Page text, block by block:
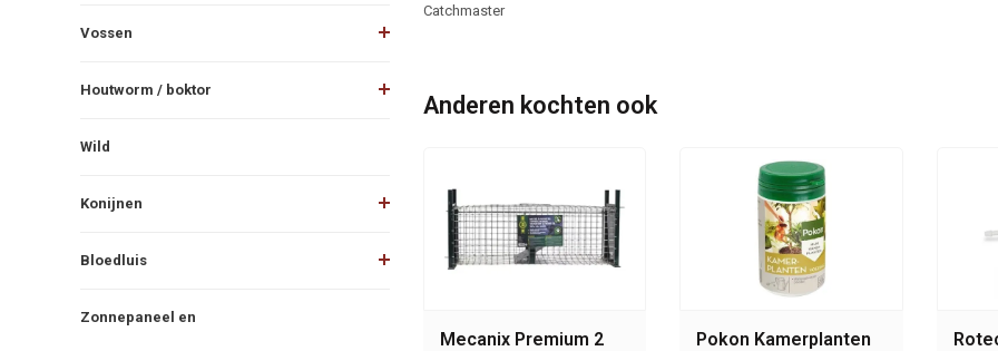
Vossen
Houtworm / boktor
Wild
Konijnen
Bloedluis
Zonnepaneel en
Catchmaster
Anderen kochten ook
Mecanix Premium 2
Pokon Kamerplanten